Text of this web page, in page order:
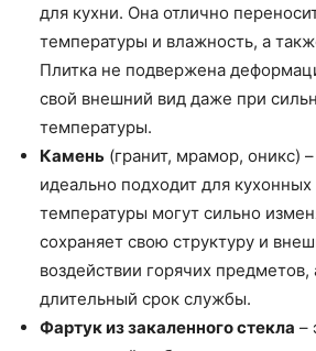
для кухни. Она отлично
температуры и влажность, а
Плитка не подвержена
свой внешний вид даже при
температуры.
Камень (гранит, мрамор, оникс)
идеально подходит для
температуры могут сильно
сохраняет свою структуру и
воздействии горячих
длительный срок службы.
Фартук из закаленного стекла –